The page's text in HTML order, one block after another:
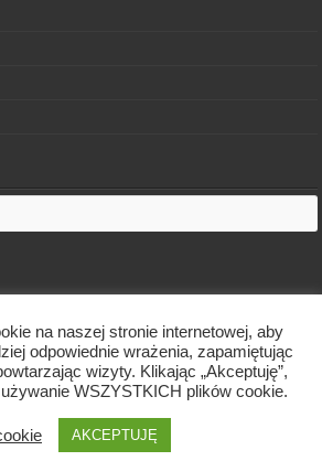
Designed by Webdawid
Zielonogórsko-Gorzowskiej. © 2026. Wszelkie
prawa zastrzeżone.
na naszej stronie internetowej, aby
odpowiednie wrażenia, zapamiętując
wizyty. Klikając „Akceptuję”,
WSZYSTKICH plików cookie.
AKCEPTUJĘ